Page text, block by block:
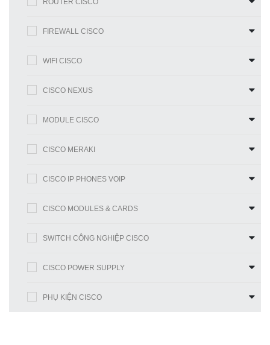
ROUTER CISCO
FIREWALL CISCO
WIFI CISCO
CISCO NEXUS
MODULE CISCO
CISCO MERAKI
CISCO IP PHONES VOIP
CISCO MODULES & CARDS
SWITCH CÔNG NGHIỆP CISCO
CISCO POWER SUPPLY
PHỤ KIỆN CISCO